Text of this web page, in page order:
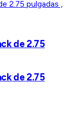
de 2.75
de 2.75